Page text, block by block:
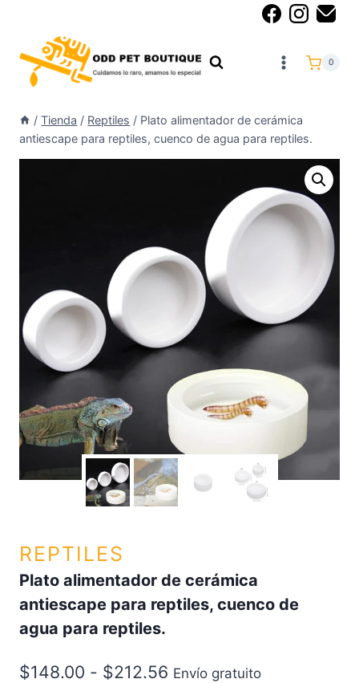
0
/ Tienda / Reptiles / Plato alimentador de cerámica
antiescape para reptiles, cuenco de agua para reptiles.
REPTILES
Plato alimentador de cerámica
antiescape para reptiles, cuenco de
agua para reptiles.
$148.00 - $212.56 Envío gratuito